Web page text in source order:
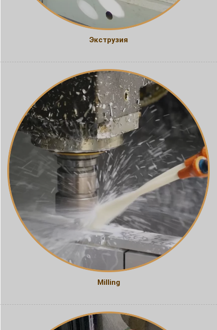
Экструзия
Milling